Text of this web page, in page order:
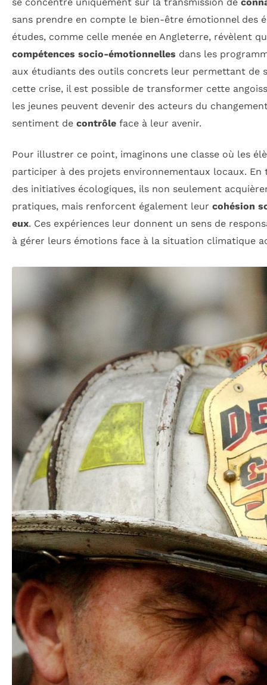
se concentre uniquement sur la transmission de
sans prendre en compte le bien-être émotionnel des
études, comme celle menée en Angleterre, révèlent
compétences socio-émotionnelles dans les
aux étudiants des outils concrets leur permettant de
cette crise, il est possible de transformer cette
les jeunes peuvent devenir des acteurs du
sentiment de contrôle face à leur avenir.
Pour illustrer ce point, imaginons une classe où les
participer à des projets environnementaux locaux.
des initiatives écologiques, ils non seulement
pratiques, mais renforcent également leur cohésion
eux. Ces expériences leur donnent un sens de
à gérer leurs émotions face à la situation climatique